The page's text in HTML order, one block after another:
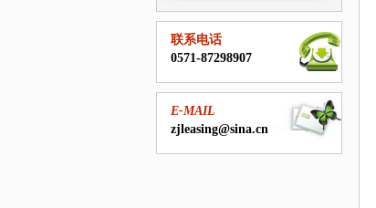
联系电话
0571-87298907
E-MAIL
zjleasing@sina.cn